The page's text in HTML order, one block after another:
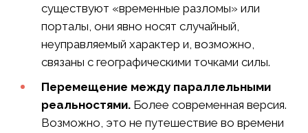
существуют «временные разломы» или
порталы, они явно носят случайный,
неуправляемый характер и, возможно,
связаны с географическими точками силы.
Перемещение между параллельными
реальностями. Более современная версия.
Возможно, это не путешествие во времени